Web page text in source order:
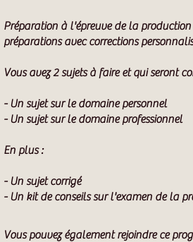
Préparation à l'épreuve de la production
préparations avec corrections
Vous avez 2 sujets à faire et qui seront
- Un sujet sur le domaine personnel
- Un sujet sur le domaine professionnel
En plus :
- Un sujet corrigé
- Un kit de conseils sur l'examen de la
Vous pouvez également rejoindre ce